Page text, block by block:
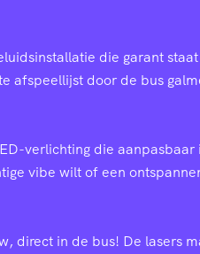
die garant
afspeellijst door de bus
verlichting die aanpasbaar
vibe wilt of een
direct in de bus! De lasers